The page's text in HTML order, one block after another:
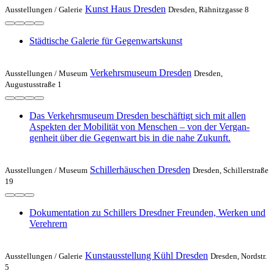
Ausstellungen / Galerie Kunst Haus Dresden Dresden, Rähnitzgasse 8
Städtische Galerie für Gegenwartskunst
Ausstellungen / Museum Verkehrsmuseum Dresden Dresden,
Augustusstraße 1
Das Verkehrs­museum Dresden beschäftigt sich mit allen
Aspekten der Mobilität von Menschen – von der Vergan­
genheit über die Gegenwart bis in die nahe Zukunft.
Ausstellungen / Museum Schillerhäuschen Dresden Dresden, Schillerstraße
19
Dokumentation zu Schillers Dresdner Freunden, Werken und
Verehrern
Ausstellungen / Galerie Kunstausstellung Kühl Dresden Dresden, Nordstr.
5